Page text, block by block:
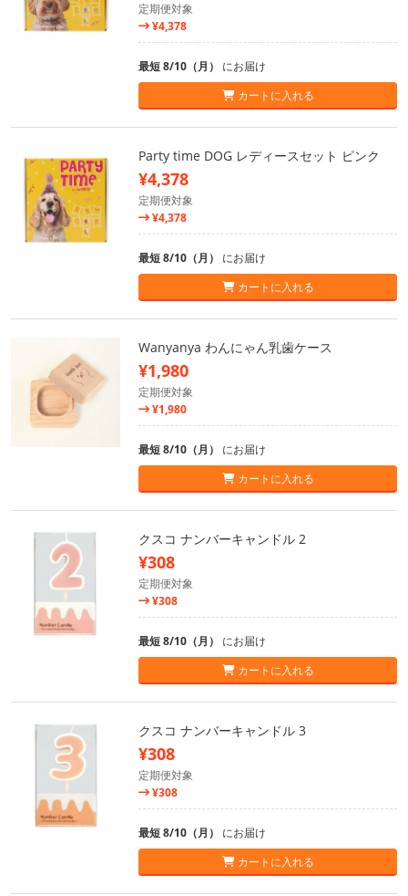
定期便対象
¥4,378
最短 8/10（月） にお届け
カートに入れる
Party time DOG レディースセット ピンク
¥4,378
定期便対象
¥4,378
最短 8/10（月） にお届け
カートに入れる
Wanyanya わんにゃん乳歯ケース
¥1,980
定期便対象
¥1,980
最短 8/10（月） にお届け
カートに入れる
クスコ ナンバーキャンドル 2
¥308
定期便対象
¥308
最短 8/10（月） にお届け
カートに入れる
クスコ ナンバーキャンドル 3
¥308
定期便対象
¥308
最短 8/10（月） にお届け
カートに入れる